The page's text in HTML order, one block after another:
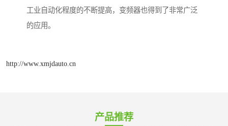
工业自动化程度的不断提高，变频器也得到了非常广泛
的应用。
http://www.xmjdauto.cn
产品推荐